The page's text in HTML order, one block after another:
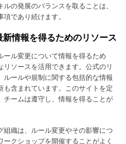
の発展のバランスを取ることは、
であり続けます。
情報を得るためのリソース
ール変更について情報を得るため
リソースを活用できます。公式のリ
ルールや規制に関する包括的な情報
も含まれています。このサイトを定
チームは遵守し、情報を得ることが
組織は、ルール変更やその影響につ
クショップを開催することがよく